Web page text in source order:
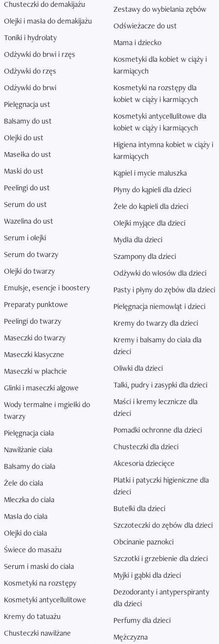
Chusteczki do demakijażu
Olejki i masła do demakijażu
Toniki i hydrolaty
Odżywki do brwi i rzęs
Odżywki do rzęs
Odżywki do brwi
Pielęgnacja ust
Balsamy do ust
Olejki do ust
Masełka do ust
Maski do ust
Peelingi do ust
Serum do ust
Wazelina do ust
Serum i olejki
Serum do twarzy
Olejki do twarzy
Emulsje, esencje i boostery
Preparaty punktowe
Peelingi do twarzy
Maseczki do twarzy
Maseczki klasyczne
Maseczki w płachcie
Glinki i maseczki algowe
Wody termalne i mgiełki do
twarzy
Pielęgnacja ciała
Nawilżanie ciała
Balsamy do ciała
Żele do ciała
Mleczka do ciała
Masła do ciała
Olejki do ciała
Świece do masażu
Serum i maski do ciała
Kosmetyki na rozstępy
Kosmetyki antycellulitowe
Kremy do tatuażu
Chusteczki nawilżane
Zestawy do wybielania zębów
Odświeżacze do ust
Mama i dziecko
Kosmetyki dla kobiet w ciąży i
karmiących
Kosmetyki na rozstępy dla
kobiet w ciąży i karmiących
Kosmetyki antycellulitowe dla
kobiet w ciąży i karmiących
Higiena intymna kobiet w ciąży i
karmiących
Kąpiel i mycie maluszka
Płyny do kąpieli dla dzieci
Żele do kąpieli dla dzieci
Olejki myjące dla dzieci
Mydła dla dzieci
Szampony dla dzieci
Odżywki do włosów dla dzieci
Pasty i płyny do zębów dla dzieci
Pielęgnacja niemowląt i dzieci
Kremy do twarzy dla dzieci
Kremy i balsamy do ciała dla
dzieci
Oliwki dla dzieci
Talki, pudry i zasypki dla dzieci
Maści i kremy lecznicze dla
dzieci
Pomadki ochronne dla dzieci
Chusteczki dla dzieci
Akcesoria dziecięce
Płatki i patyczki higieniczne dla
dzieci
Butelki dla dzieci
Szczoteczki do zębów dla dzieci
Obcinanie paznokci
Szczotki i grzebienie dla dzieci
Myjki i gąbki dla dzieci
Dezodoranty i antyperspiranty
dla dzieci
Perfumy dla dzieci
Mężczyzna